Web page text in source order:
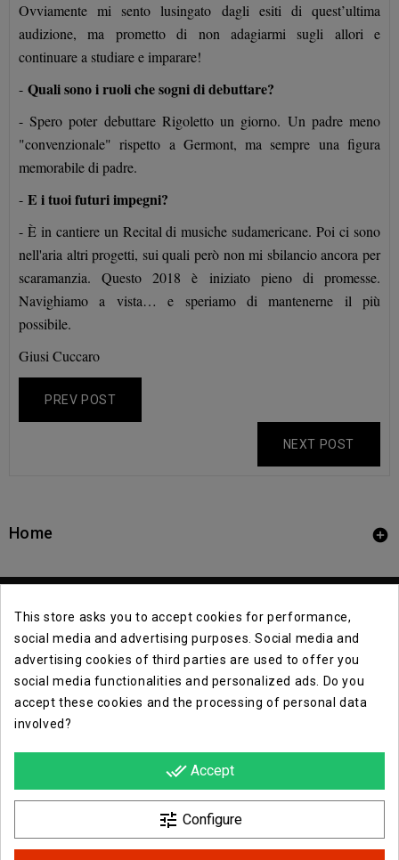
Ovviamente mi sento lusingato dagli esiti di quest’ultima
audizione, ma prometto di non adagiarmi sugli allori e
continuare a studiare e imparare!
- Quali sono i ruoli che sogni di debuttare?
- Spero poter debuttare Rigoletto un giorno. Un padre meno
"convenzionale" rispetto a Germont, ma sempre una figura
memorabile di padre.
- E i tuoi futuri impegni?
- È in cantiere un Recital di musiche sudamericane. Poi ci sono
nell'aria altri progetti, sui quali però non mi sbilancio ancora per
scaramanzia. Questo 2018 è iniziato pieno di promesse.
Navighiamo a vista… e speriamo di mantenerne il più
possibile.
Giusi Cuccaro
PREV POST
NEXT POST
Home 
Contact Info
Opera E Lirica Events Agency
This store asks you to accept cookies for performance,
social media and advertising purposes. Social media and
advertising cookies of third parties are used to offer you
social media functionalities and personalized ads. Do you
accept these cookies and the processing of personal data
involved?
done_all Accept
tune Configure